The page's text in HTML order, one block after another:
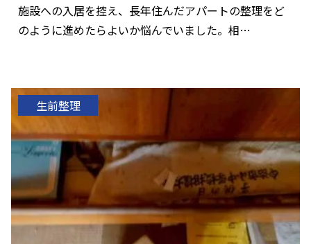
施設への入居を控え、長年住んだアパートの整理をど
のように進めたらよいか悩んでいました。相…
生前整理